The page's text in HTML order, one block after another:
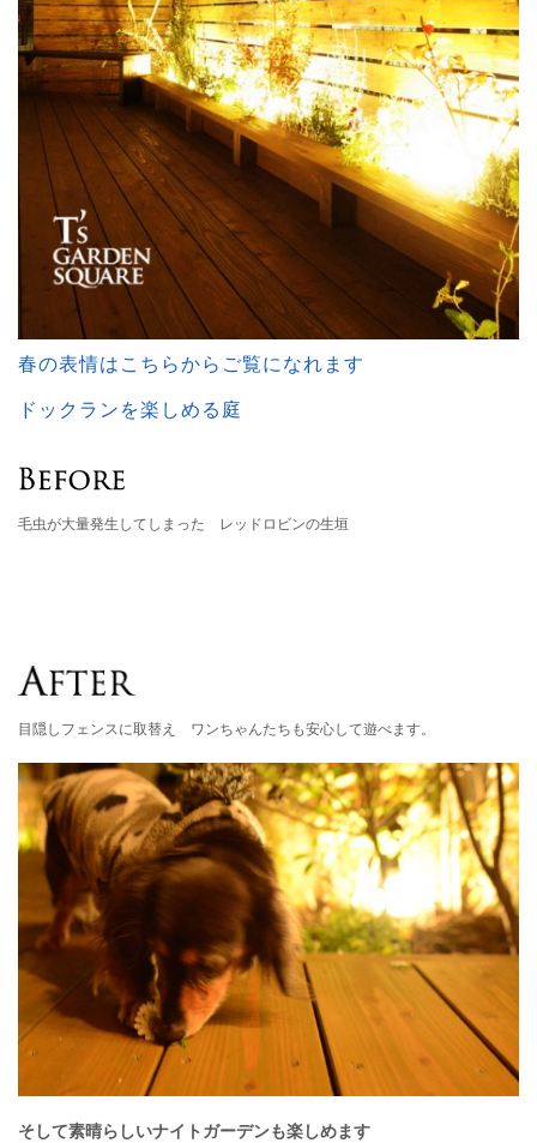
春の表情はこちらからご覧になれます
ドックランを楽しめる庭
毛虫が大量発生してしまった レッドロビンの生垣
目隠しフェンスに取替え ワンちゃんたちも安心して遊べます。
そして素晴らしいナイトガーデンも楽しめます